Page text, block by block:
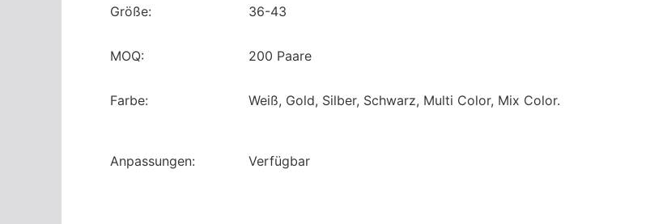
Größe: 36-43
MOQ: 200 Paare
Farbe: Weiß, Gold, Silber, Schwarz, Multi Color, Mix Color.
Anpassungen: Verfügbar